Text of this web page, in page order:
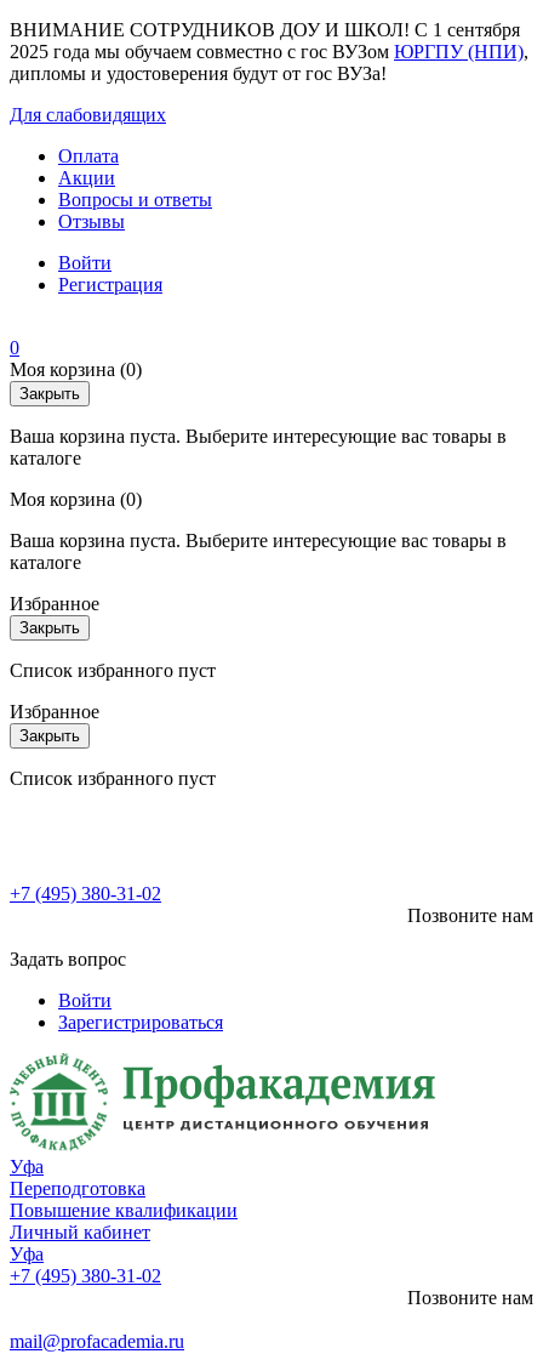
ВНИМАНИЕ СОТРУДНИКОВ ДОУ И ШКОЛ! С 1 сентября
2025 года мы обучаем совместно с гос ВУЗом ЮРГПУ (НПИ),
дипломы и удостоверения будут от гос ВУЗа!
Для слабовидящих
Оплата
Акции
Вопросы и ответы
Отзывы
Войти
Регистрация
0
Моя корзина (0)
Закрыть
Ваша корзина пуста. Выберите интересующие вас товары в
каталоге
Моя корзина (0)
Ваша корзина пуста. Выберите интересующие вас товары в
каталоге
Избранное
Закрыть
Список избранного пуст
Избранное
Закрыть
Список избранного пуст
+7 (495) 380-31-02
Позвоните нам
Задать вопрос
Войти
Зарегистрироваться
Уфа
Переподготовка
Повышение квалификации
Личный кабинет
Уфа
+7 (495) 380-31-02
Позвоните нам
mail@profacademia.ru